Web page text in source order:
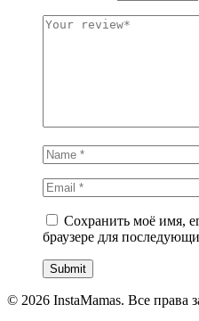
Сохранить моё имя,
браузере для
© 2026 InstaMamas. Все права